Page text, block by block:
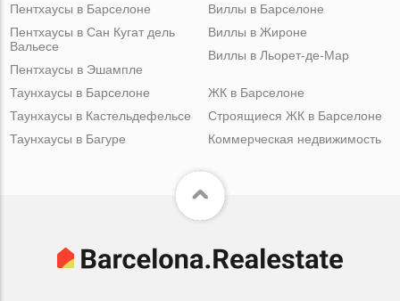
Пентхаусы в Барселоне
Пентхаусы в Сан Кугат дель
Вальесе
Пентхаусы в Эшампле
Виллы в Барселоне
Виллы в Жироне
Виллы в Льорет-де-Мар
Таунхаусы в Барселоне
Таунхаусы в Кастельдефельсе
Таунхаусы в Багуре
ЖК в Барселоне
Строящиеся ЖК в Барселоне
Коммерческая недвижимость